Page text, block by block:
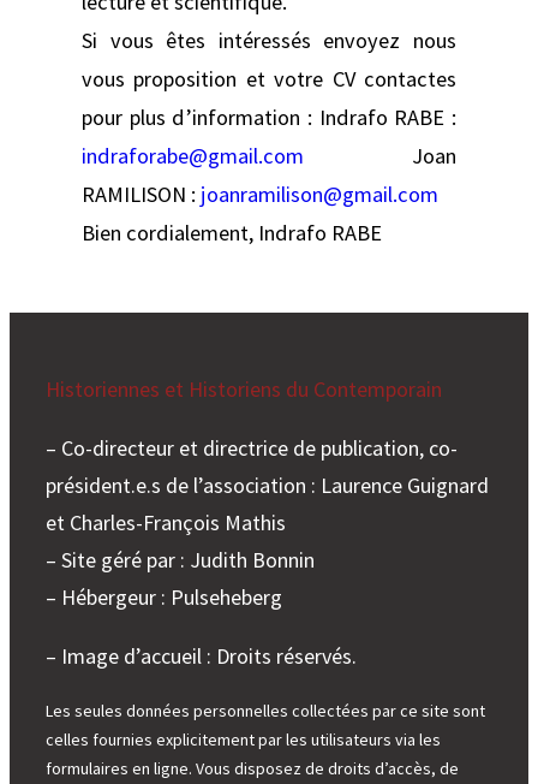
Si vous êtes intéressés envoyez nous
vous proposition et votre CV contactes
pour plus d’information : Indrafo RABE :
indraforabe@gmail.com Joan
RAMILISON : joanramilison@gmail.com
Bien cordialement, Indrafo RABE
Historiennes et Historiens du Contemporain
– Co-directeur et directrice de publication, co-
président.e.s de l’association : Laurence Guignard
et Charles-François Mathis
– Site géré par : Judith Bonnin
– Hébergeur : Pulseheberg
– Image d’accueil : Droits réservés.
Les seules données personnelles collectées par ce site sont
celles fournies explicitement par les utilisateurs via les
formulaires en ligne. Vous disposez de droits d’accès, de